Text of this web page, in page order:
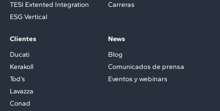
TESI Extented Integration
ESG Vertical
Carreras
Clientes
Ducati
Kerakoll
Tod’s
Lavazza
Conad
News
Blog
Comunicados de prensa
Eventos y webinars